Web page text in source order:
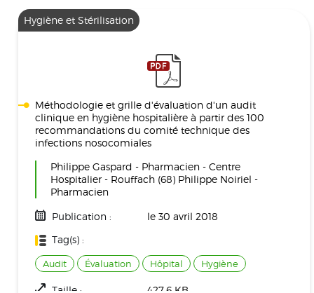
Hygiène et Stérilisation
Méthodologie et grille d'évaluation d'un audit
clinique en hygiène hospitalière à partir des 100
recommandations du comité technique des
infections nosocomiales
Philippe Gaspard - Pharmacien - Centre
Hospitalier - Rouffach (68) Philippe Noiriel -
Pharmacien
Publication :
le 30 avril 2018
Tag(s) :
Audit Évaluation Hôpital Hygiène
Taille : 427.6 KB